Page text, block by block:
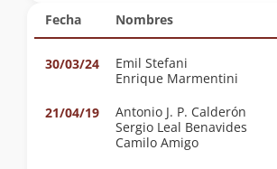
Fecha Nombres
30/03/24
Emil Stefani
Enrique Marmentini
21/04/19
Antonio J. P. Calderón
Sergio Leal Benavides
Camilo Amigo